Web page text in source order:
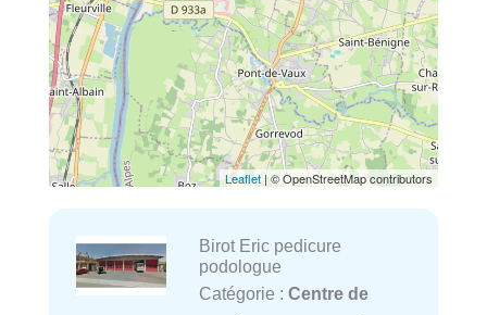
Leaflet | © OpenStreetMap contributors
Birot Eric pedicure
podologue
Catégorie : Centre de